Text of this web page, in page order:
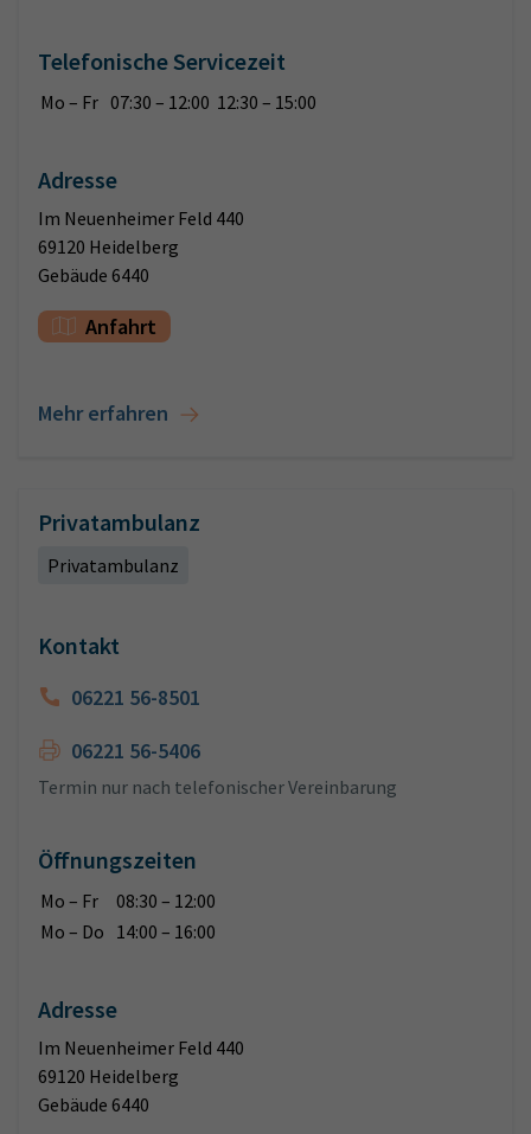
Telefonische Servicezeit
Mo – Fr 07:30 – 12:00 12:30 – 15:00
Adresse
Im Neuenheimer Feld 440
69120 Heidelberg
Gebäude 6440
Anfahrt
Mehr erfahren
Privatambulanz
Privatambulanz
Kontakt
06221 56-8501
06221 56-5406
Termin nur nach telefonischer Vereinbarung
Öffnungszeiten
Mo – Fr
08:30 – 12:00
Mo – Do 14:00 – 16:00
Adresse
Im Neuenheimer Feld 440
69120 Heidelberg
Gebäude 6440